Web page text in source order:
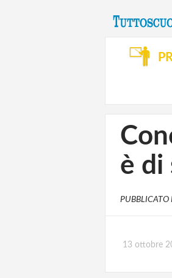
è di
PUBBLICATO
13 ottobre